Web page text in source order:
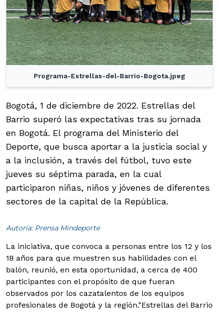
Programa-Estrellas-del-Barrio-Bogota.jpeg
Bogotá, 1 de diciembre de 2022. Estrellas del
Barrio superó las expectativas tras su jornada
en Bogotá. El programa del Ministerio del
Deporte, que busca aportar a la justicia social y
a la inclusión, a través del fútbol, tuvo este
jueves su séptima parada, en la cual
participaron niñas, niños y jóvenes de diferentes
sectores de la capital de la República.
Autoría: Prensa Mindeporte
La iniciativa, que convoca a personas entre los 12 y los
18 años para que muestren sus habilidades con el
balón, reunió, en esta oportunidad, a cerca de 400
participantes con el propósito de que fueran
observados por los cazatalentos de los equipos
profesionales de Bogotá y la región."Estrellas del Barrio